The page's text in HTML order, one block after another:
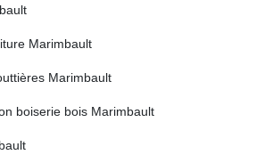
Marimbault
Marimbault
boiserie bois Marimbault